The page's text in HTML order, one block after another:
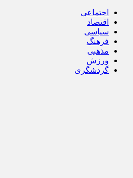
اجتماعی
اقتصاد
سیاسی
فرهنگ
مذهبی
ورزش
گردشگری